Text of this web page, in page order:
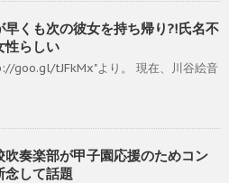
早くも次の彼女を持ち帰り?!氏名不
性らしい
goo.gl/tJFkMx"より。 現在、川谷絵音
吹奏楽部が甲子園応援のためコン
念して話題